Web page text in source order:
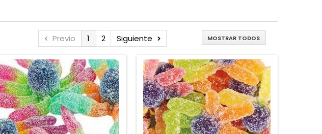
Previo 1 2 Siguiente MOSTRAR TODOS